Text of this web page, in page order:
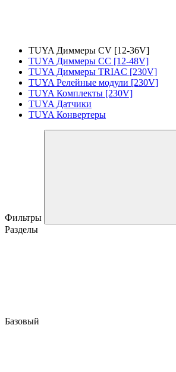
TUYA Диммеры CV [12-36V]
TUYA Диммеры CC [12-48V]
TUYA Диммеры TRIAC [230V]
TUYA Релейные модули [230V]
TUYA Комплекты [230V]
TUYA Датчики
TUYA Конвертеры
Фильтры
Разделы
Базовый